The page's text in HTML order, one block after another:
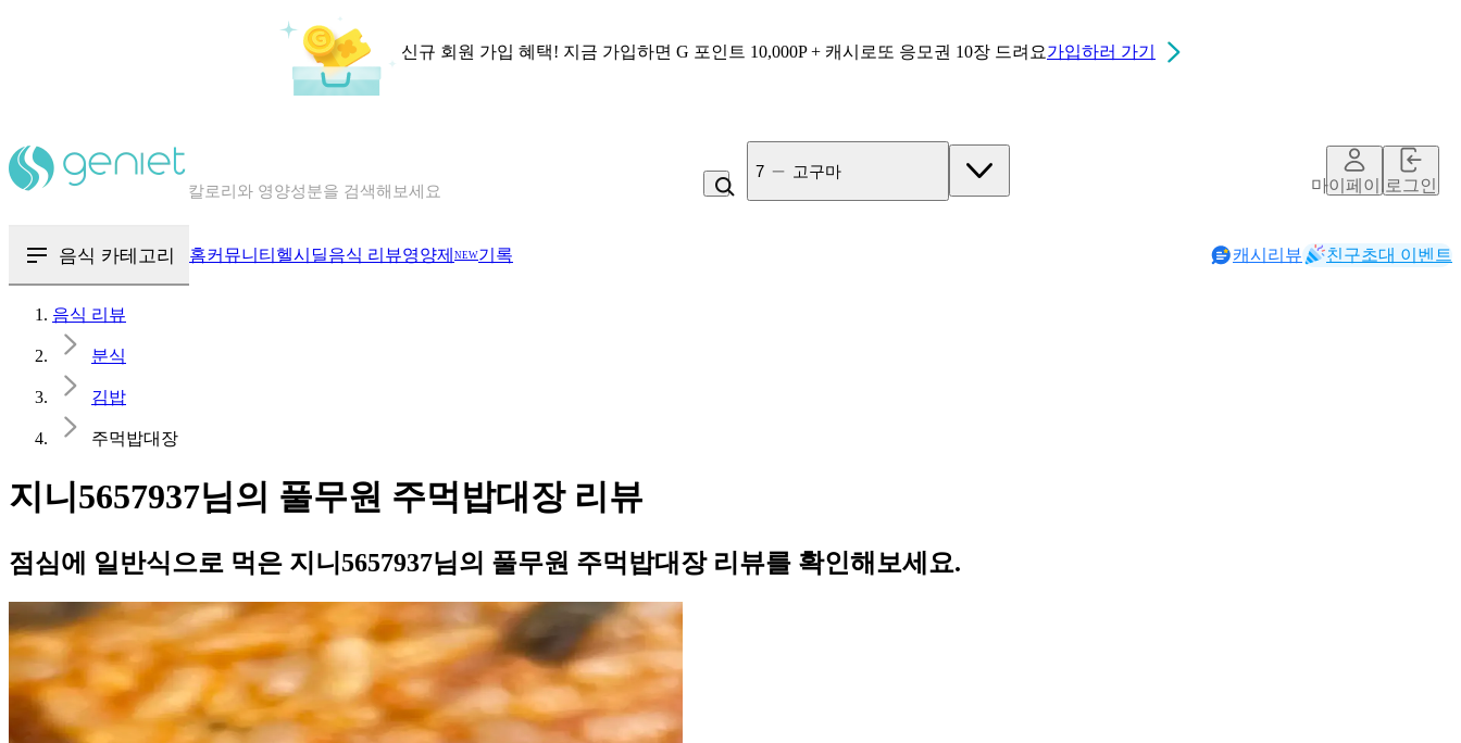
신규 회원 가입 혜택! 지금 가입하면 G 포인트 10,000P + 캐시로또 응모권 10장 드려요가입하러 가기
혈당 · 다이어트 음식 검색해보세요
7 고구마
마이페이지로그인
음식 카테고리 홈커뮤니티 헬시딜음식 리뷰영양제 NEW기록 캐시리뷰 친구초대 이벤트
음식 리뷰
분식
김밥
주먹밥대장
지니5657937님의 풀무원 주먹밥대장 리뷰
점심에 일반식으로 먹은 지니5657937님의 풀무원 주먹밥대장 리뷰를 확인해보세요.